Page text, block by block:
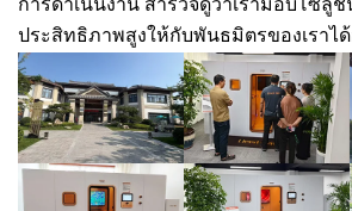
การดำเนินงาน สำรวจดูว่าเรามอบโซลู
ประสิทธิภาพสูงให้กับพันธมิตรของเราได้